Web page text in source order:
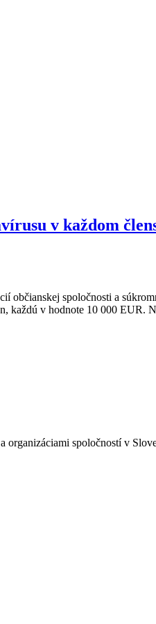
v každom
občianskej spoločnosti a
každú v hodnote 10 000 EUR.
organizáciami spoločností v